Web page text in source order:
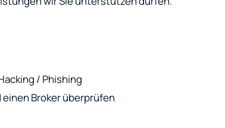
/ Phishing
Broker überprüfen